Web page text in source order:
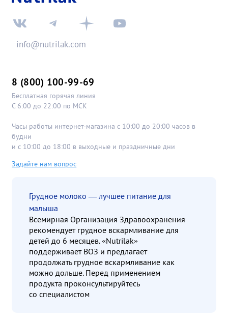
info@nutrilak.com
8 (800) 100-99-69
Бесплатная горячая линия
С 6:00 до 22:00 по МСК
Часы работы интернет-магазина с 10:00 до 20:00 часов в
будни
и с 10:00 до 18:00 в выходные и праздничные дни
Задайте нам вопрос
Грудное молоко — лучшее питание для
малыша
Всемирная Организация Здравоохранения
рекомендует грудное вскармливание для
детей до 6 месяцев. «Nutrilak»
поддерживает ВОЗ и предлагает
продолжать грудное вскармливание как
можно дольше. Перед применением
продукта проконсультируйтесь
со специалистом